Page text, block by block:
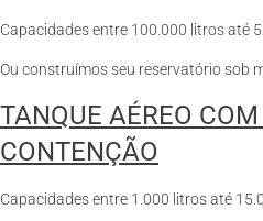
Capacidades entre 100.000 litros até
Ou construímos seu reservatório sob
TANQUE AÉREO
CONTENÇÃO
Capacidades entre 1.000 litros até